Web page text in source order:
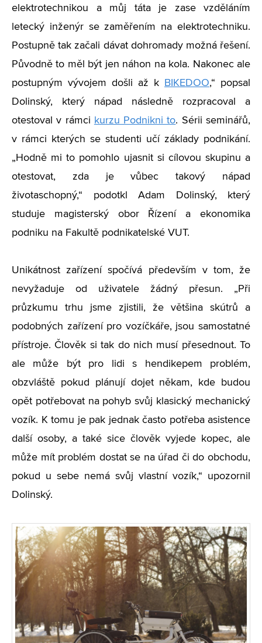
elektrotechnikou a můj táta je zase vzděláním
letecký inženýr se zaměřením na elektrotechniku.
Postupně tak začali dávat dohromady možná řešení.
Původně to měl být jen náhon na kola. Nakonec ale
postupným vývojem došli až k
BIKEDOO,“ popsal
Dolinský, který nápad následně rozpracoval a
otestoval v rámci kurzu Podnikni to. Sérii seminářů,
v rámci kterých se studenti učí základy podnikání.
„Hodně mi to pomohlo ujasnit si cílovou skupinu a
otestovat, zda je vůbec takový nápad
životaschopný,“ podotkl Adam Dolinský, který
studuje magisterský obor Řízení a ekonomika
podniku na Fakultě podnikatelské VUT.
Unikátnost zařízení spočívá především v tom, že
nevyžaduje od uživatele žádný přesun. „Při
průzkumu trhu jsme zjistili, že většina skútrů a
podobných zařízení pro vozíčkáře, jsou samostatné
přístroje. Člověk si tak do nich musí přesednout. To
ale může být pro lidi s hendikepem problém,
obzvláště pokud plánují dojet někam, kde budou
opět potřebovat na pohyb svůj klasický mechanický
vozík. K tomu je pak jednak často potřeba asistence
další osoby, a také sice člověk vyjede kopec, ale
může mít problém dostat se na úřad či do obchodu,
pokud u sebe nemá svůj vlastní vozík,“ upozornil
Dolinský.